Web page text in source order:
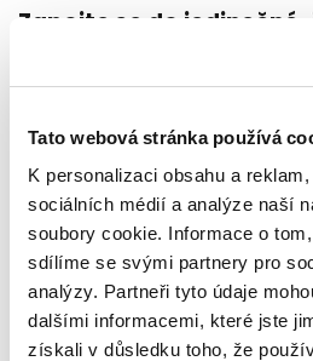
Tato webová stránka používá
K personalizaci obsahu a
sociálních médií a analýze naší
soubory cookie. Informace o
sdílíme se svými partnery pro
analýzy. Partneři tyto údaje
dalšími informacemi, které jste
získali v důsledku toho, že
Zapojte se do
promo akce
příležitostiUEFA
Promo akce je určena pro nové i
Ve hře je mnoho zajímavých cen
dresů, věcných cen
přímý přenos
Španělskem v